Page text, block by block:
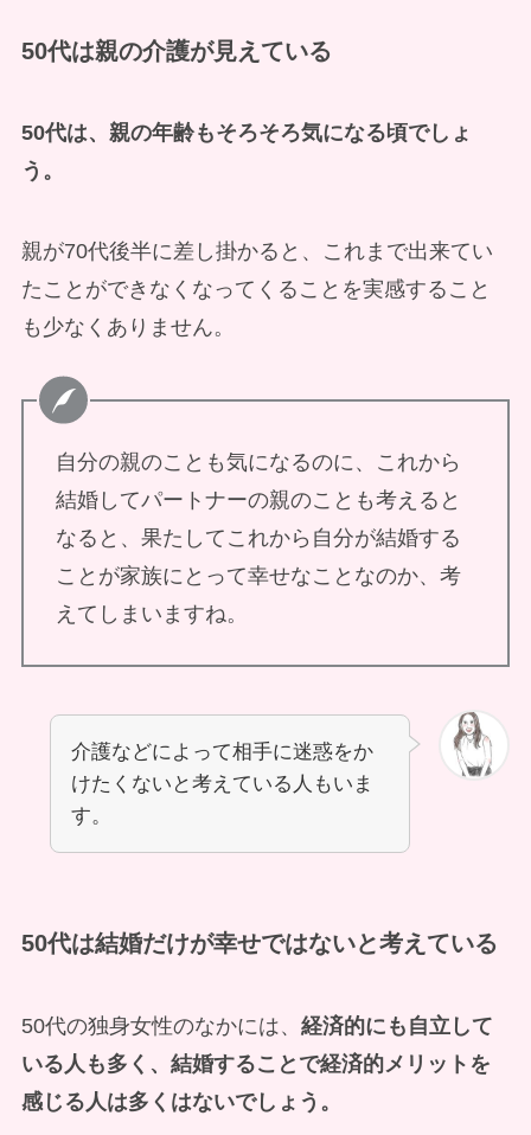
50代は親の介護が見えている
50代は、親の年齢もそろそろ気になる頃でしょ
う。
親が70代後半に差し掛かると、これまで出来てい
たことができなくなってくることを実感すること
も少なくありません。
自分の親のことも気になるのに、これから
結婚してパートナーの親のことも考えると
なると、果たしてこれから自分が結婚する
ことが家族にとって幸せなことなのか、考
えてしまいますね。
介護などによって相手に迷惑をか
けたくないと考えている人もいま
す。
50代は結婚だけが幸せではないと考えている
50代の独身女性のなかには、 経済的にも自立して
いる人も多く、結婚することで経済的メリットを
感じる人は多くはないでしょう。